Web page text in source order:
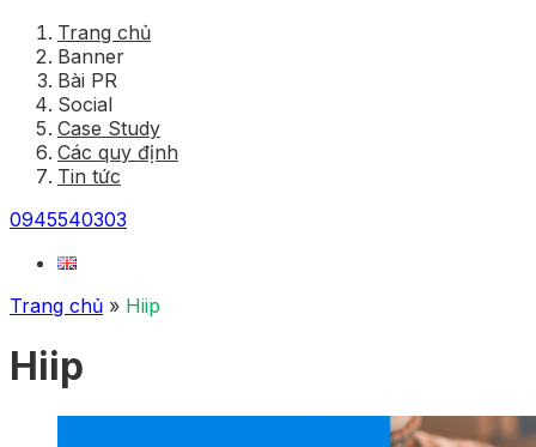
Trang chủ
Banner
Bài PR
Social
Case Study
Các quy định
Tin tức
0945540303
Trang chủ » Hiip
Hiip